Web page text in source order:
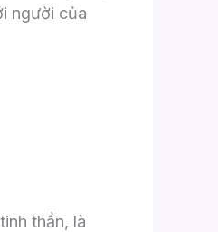
người của
thần, là